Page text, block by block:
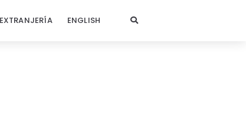
EXTRANJERÍA ENGLISH